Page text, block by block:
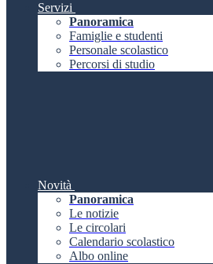
Servizi
Panoramica
Famiglie e studenti
Personale scolastico
Percorsi di studio
Novità
Panoramica
Le notizie
Le circolari
Calendario scolastico
Albo online